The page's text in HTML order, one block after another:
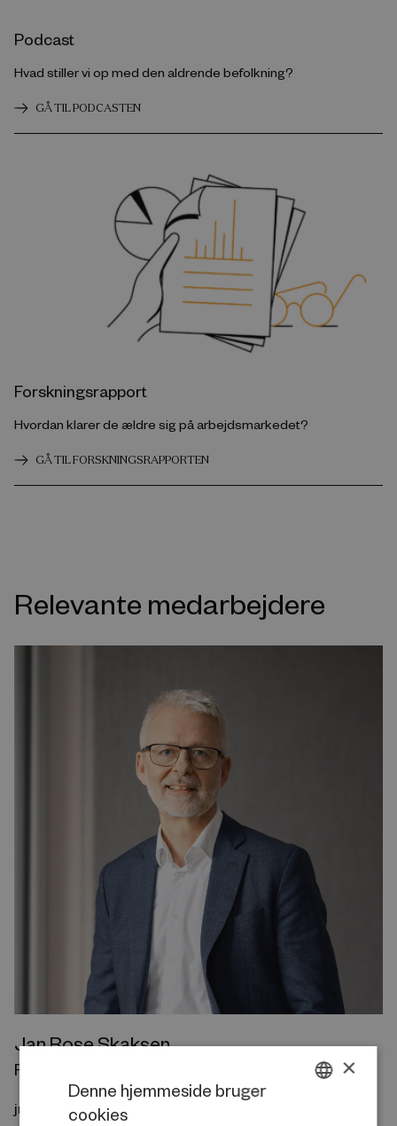
Podcast
Hvad stiller vi op med den aldrende befolkning?
GÅ TIL PODCASTEN
Forskningsrapport
Hvordan klarer de ældre sig på arbejdsmarkedet?
GÅ TIL FORSKNINGSRAPPORTEN
Relevante medarbejdere
Jan Rose Skaksen
Forskningschef, Produktivitet og Velstand
jrs@rff.dk
×
Denne hjemmeside bruger
cookies